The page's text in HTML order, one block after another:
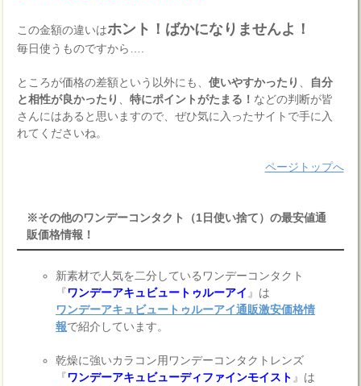
この金額の違いはホント！ばかになりませんよ！
毎日使うものですから….
ところが価格の差額という以外にも、使いやすかったり
自分
と相性が良かったり
、特にポイントがたまる！ などの判断が皆
さんにはあると思いますので、ぜひ気に入ったサイトで手に入
れてくださいね。
ページトップへ
※その他のワンデーコンタクト（1日使い捨て）の最安値通
販価格情報！
新素材で人気を二分しているワンデーコンタクト
『ワンデーアキュビュートゥルーアイ 』は
ワンデーアキュビュートゥルーアイ通販激安価格情
報で紹介しています。
乾燥に強いカラコン用ワンデーコンタクトレンズ
『ワンデーアキュビューディファインモイスト 』は